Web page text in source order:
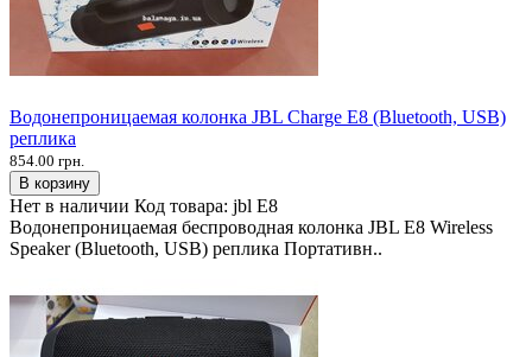
Водонепроницаемая колонка JBL Charge E8 (Bluetooth, USB)
реплика
854.00 грн.
В корзину
Нет в наличии Код товара: jbl E8
Водонепроницаемая беспроводная колонка JBL E8 Wireless
Speaker (Bluetooth, USB) реплика Портативн..